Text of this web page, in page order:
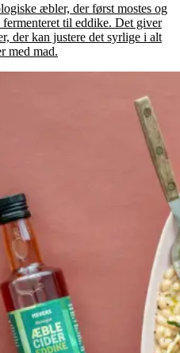
æbler, der først mostes og
til eddike. Det giver
der kan justere det syrlige i alt
med mad.